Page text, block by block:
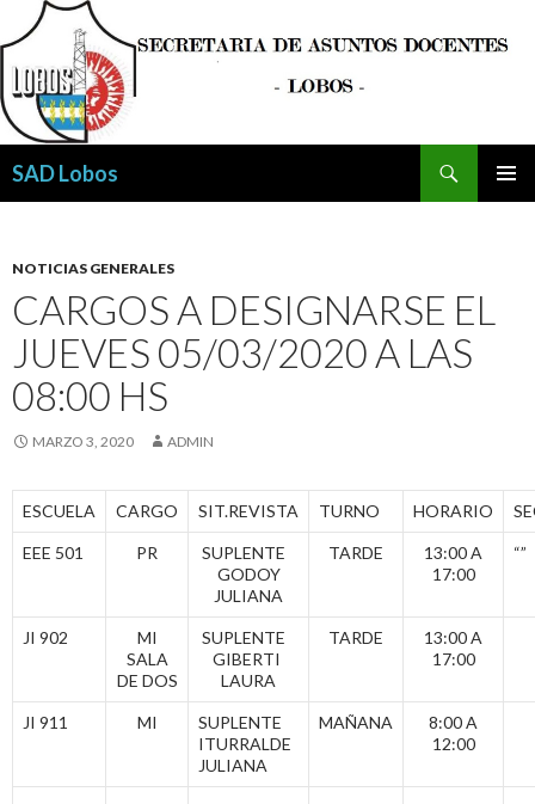
SAD Lobos
NOTICIAS GENERALES
CARGOS A DESIGNARSE EL
JUEVES 05/03/2020 A LAS
08:00 HS
MARZO 3, 2020 ADMIN
ESCUELA CARGO SIT.REVISTA TURNO HORARIO
EEE 501 PR
SUPLENTE
GODOY
JULIANA
TARDE
13:00 A
17:00
“”
JI 902
MI
SALA
DE DOS
SUPLENTE
GIBERTI
LAURA
TARDE
13:00 A
17:00
JI 911 MI
SUPLENTE
ITURRALDE
JULIANA
MAÑANA
8:00 A
12:00